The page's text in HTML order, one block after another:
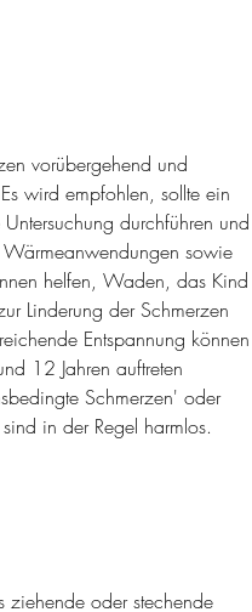
vorübergehend und
wird empfohlen, sollte ein
durchführen und
Wärmeanwendungen sowie
helfen, Waden, das Kind
Linderung der Schmerzen
Entspannung können
12 Jahren auftreten
Schmerzen' oder
in der Regel harmlos.
ziehende oder stechende